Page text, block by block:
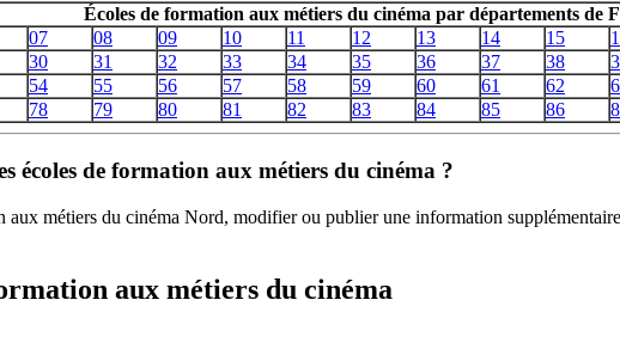
Écoles de formation aux métiers du cinéma par départements de
07 08 09 10 11 12 13 14 15
30 31 32 33 34 35 36 37 38
54 55 56 57 58 59 60 61 62
78 79 80 81 82 83 84 85 86
écoles de formation aux métiers du cinéma ?
aux métiers du cinéma Nord, modifier ou publier une information
aux métiers du cinéma